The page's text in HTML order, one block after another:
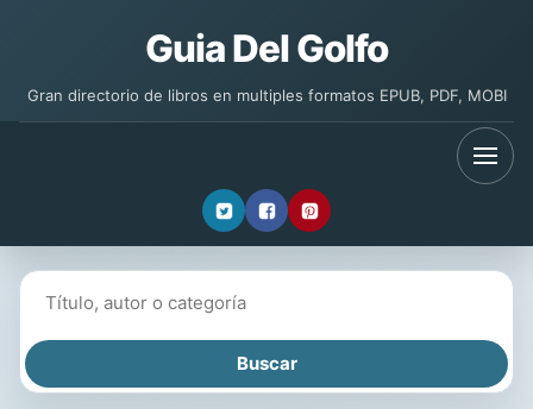
Guia Del Golfo
Gran directorio de libros en multiples formatos EPUB, PDF, MOBI